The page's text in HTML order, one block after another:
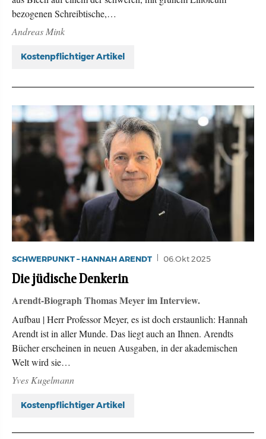
bezogenen Schreibtische,…
Andreas Mink
Kostenpflichtiger Artikel
SCHWERPUNKT – HANNAH ARENDT 06.Okt 2025
Die jüdische Denkerin
Arendt-Biograph Thomas Meyer im Interview.
Aufbau | Herr Professor Meyer, es ist doch erstaunlich: Hannah
Arendt ist in aller Munde. Das liegt auch an Ihnen. Arendts
Bücher erscheinen in neuen Ausgaben, in der akademischen
Welt wird sie…
Yves Kugelmann
Kostenpflichtiger Artikel